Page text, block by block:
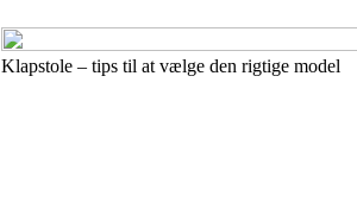
Klapstole – tips til at vælge den rigtige model